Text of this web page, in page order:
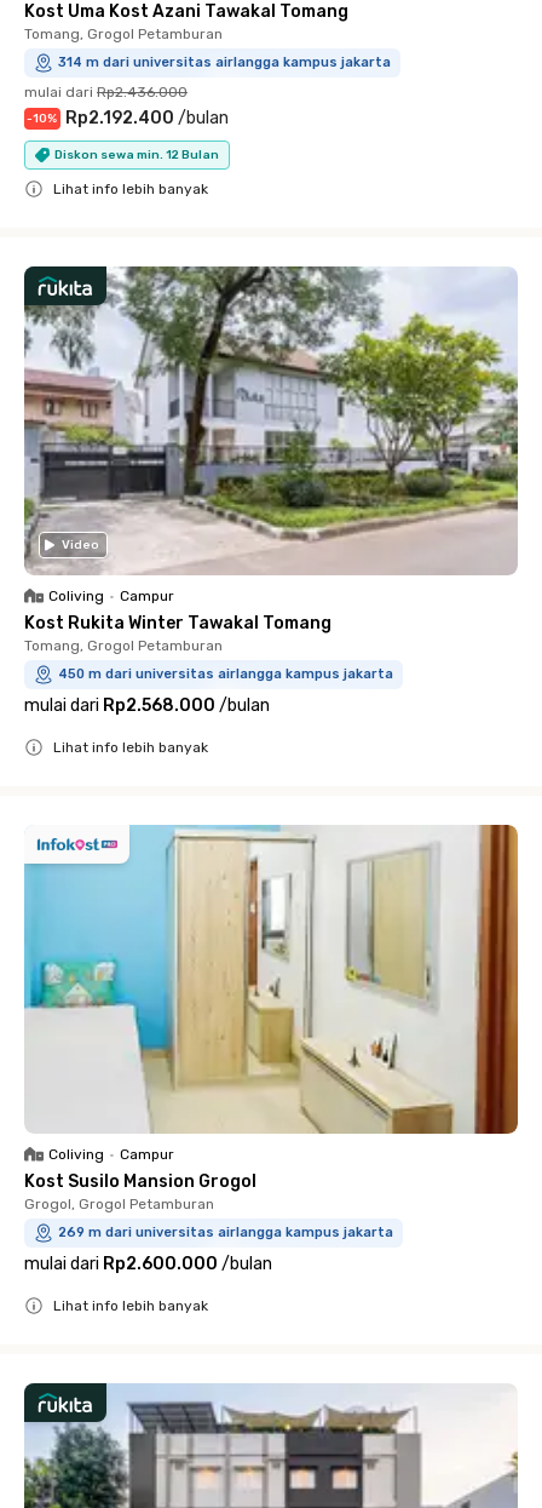
Kost Uma Kost Azani Tawakal Tomang
Tomang, Grogol Petamburan
314 m dari universitas airlangga kampus jakarta
mulai dari Rp2.436.000
-10% Rp2.192.400 /bulan
Diskon sewa min. 12 Bulan
Lihat info lebih banyak
Video
Coliving • Campur
Kost Rukita Winter Tawakal Tomang
Tomang, Grogol Petamburan
450 m dari universitas airlangga kampus jakarta
mulai dari Rp2.568.000 /bulan
Lihat info lebih banyak
Coliving • Campur
Kost Susilo Mansion Grogol
Grogol, Grogol Petamburan
269 m dari universitas airlangga kampus jakarta
mulai dari Rp2.600.000 /bulan
Lihat info lebih banyak